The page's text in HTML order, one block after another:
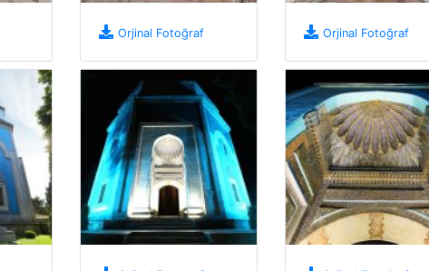
Orjinal Fotoğraf Orjinal Fotoğraf